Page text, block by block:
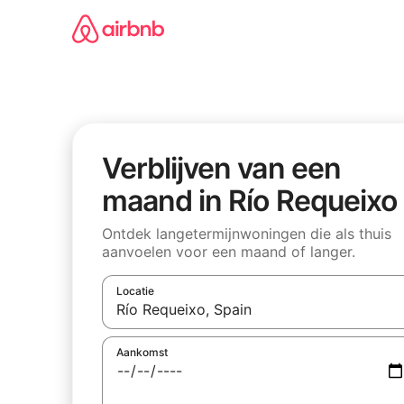
Verblijven van een
maand in Río Requeixo
Ontdek langetermijnwoningen die als thuis
aanvoelen voor een maand of langer.
Locatie
Wanneer er resultaten beschikbaar zijn, maak
Aankomst